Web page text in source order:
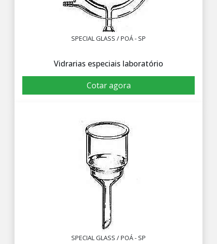
SPECIAL GLASS / POÁ - SP
Vidrarias especiais laboratório
Cotar agora
SPECIAL GLASS / POÁ - SP